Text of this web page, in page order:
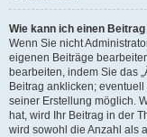
Wie kann ich einen
Wenn Sie nicht
eigenen Beiträge
bearbeiten, indem Sie das
Beitrag anklicken;
seiner Erstellung möglich.
hat, wird Ihr Beitrag in der
wird sowohl die Anzahl als